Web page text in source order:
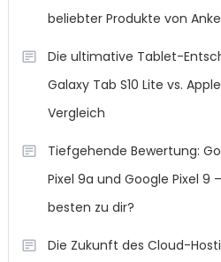
beliebter Produkte von Anker
Die ultimative Tablet-
Galaxy Tab S10 Lite vs.
Vergleich
Tiefgehende Bewertung:
Pixel 9a und Google Pixel 9
besten zu dir?
Die Zukunft des Cloud-